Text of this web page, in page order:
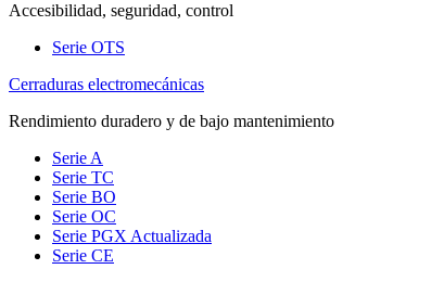
Accesibilidad, seguridad, control
Serie OTS
Cerraduras electromecánicas
Rendimiento duradero y de bajo mantenimiento
Serie A
Serie TC
Serie BO
Serie OC
Serie PGX Actualizada
Serie CE